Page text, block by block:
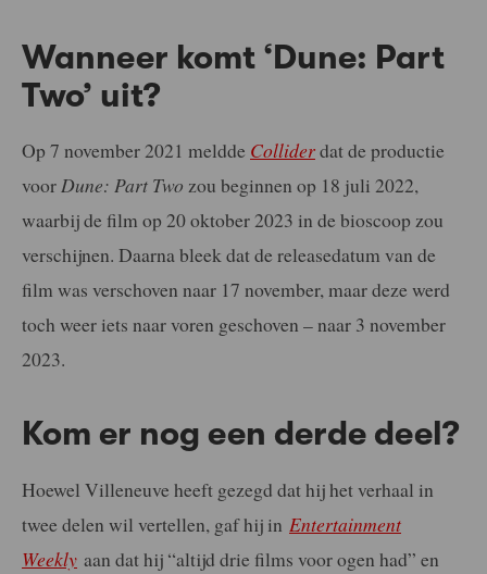
Wanneer komt ‘Dune: Part
Two’ uit?
Op 7 november 2021 meldde Colliderdat de productie
voorDune: Part Two zou beginnen op 18 juli 2022,
waarbij de film op 20 oktober 2023 in de bioscoop zou
verschijnen. Daarna bleek dat de releasedatum van de
film was verschoven naar 17 november, maar deze werd
toch weer iets naar voren geschoven – naar 3 november
2023.
Kom er nog een derde deel?
Hoewel Villeneuve heeft gezegd dat hij het verhaal in
twee delen wil vertellen, gaf hij in Entertainment
Weekly aan dat hij “altijd drie films voor ogen had” en